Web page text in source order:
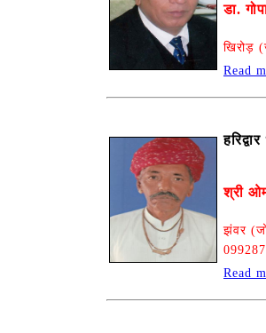
डा.
खिरोड़
Read
श्री
झंवर
Read